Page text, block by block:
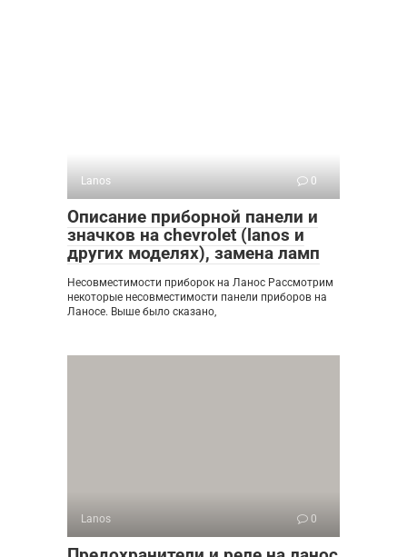
Lanos 0
Описание приборной панели и
значков на chevrolet (lanos и
других моделях), замена ламп
Несовместимости приборок на Ланос Рассмотрим
некоторые несовместимости панели приборов на
Ланосе. Выше было сказано,
Lanos 0